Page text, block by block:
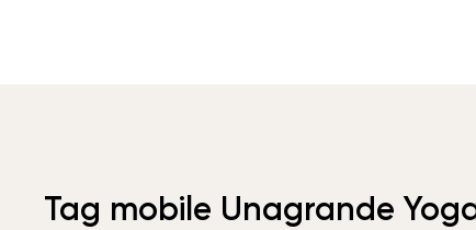
Tag mobile Unagrande